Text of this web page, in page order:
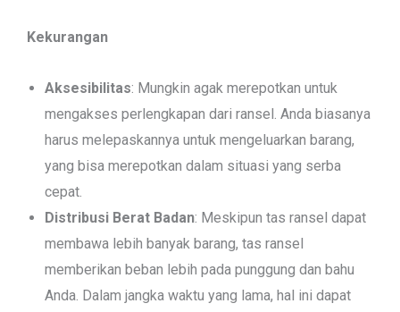
Kekurangan
Aksesibilitas: Mungkin agak merepotkan untuk
mengakses perlengkapan dari ransel. Anda biasanya
harus melepaskannya untuk mengeluarkan barang,
yang bisa merepotkan dalam situasi yang serba
cepat.
Distribusi Berat Badan: Meskipun tas ransel dapat
membawa lebih banyak barang, tas ransel
memberikan beban lebih pada punggung dan bahu
Anda. Dalam jangka waktu yang lama, hal ini dapat